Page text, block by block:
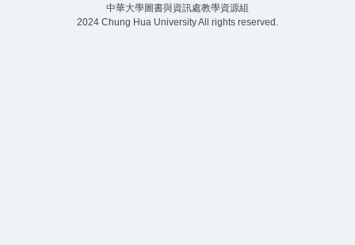
中華大學圖書與資訊處教學資源組
2024 Chung Hua University All rights reserved.